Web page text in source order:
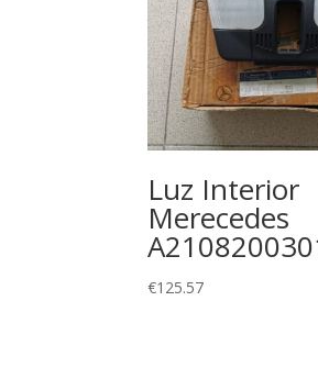
Luz Interior
Merecedes
€125.57